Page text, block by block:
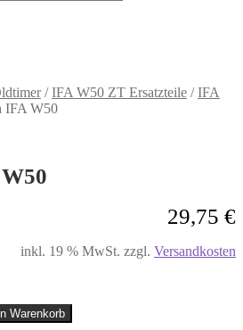
/IFA W50 ZT Ersatzteile /IFA
IFA W50
29,75 €
inkl. 19 % MwSt. zzgl. Versandkosten
Warenkorb